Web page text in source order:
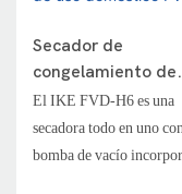
Secador de
congelamiento de
vacío compacto
modelo de uso
doméstico FVD-
El IKE FVD-H6 es una
secadora todo en uno
bomba de vacío